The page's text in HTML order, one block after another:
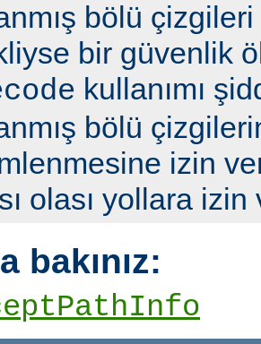
bölü
bir güvenlik
kullanımı
bölü
izin
olası yollara
bakınız: